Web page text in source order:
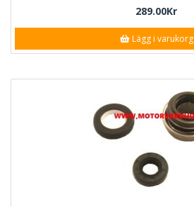
289.00Kr
Lägg i varukorg